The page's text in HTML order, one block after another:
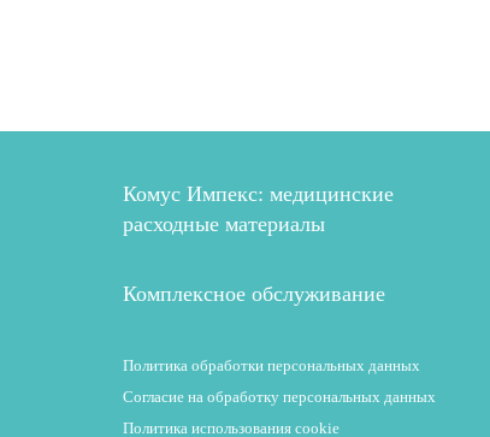
Комус Импекс: медицинские
расходные материалы
Комплексное обслуживание
Политика обработки персональных данных
Согласие на обработку персональных данных
Политика использования cookie